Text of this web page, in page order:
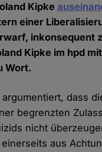
Kipke
einer
inkonsequent
Kipke im hpd
Wort.
dass
begrenzten
nicht
aus